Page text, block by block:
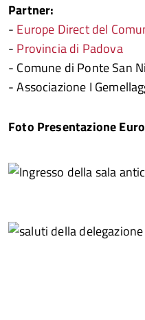
Partner:
- Europe Direct del
- Provincia di Padova
- Comune di Ponte San
- Associazione I
Foto Presentazione